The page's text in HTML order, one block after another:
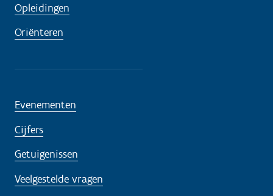
Opleidingen
Oriënteren
Evenementen
Cijfers
Getuigenissen
Veelgestelde vragen